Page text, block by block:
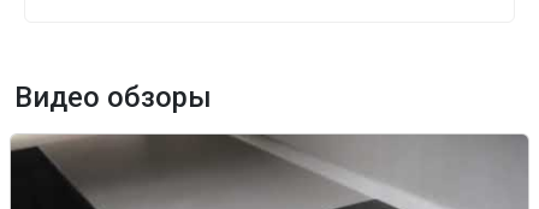
Видео обзоры